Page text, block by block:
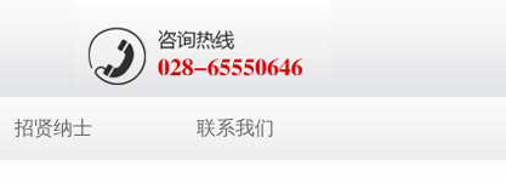
招贤纳士 联系我们